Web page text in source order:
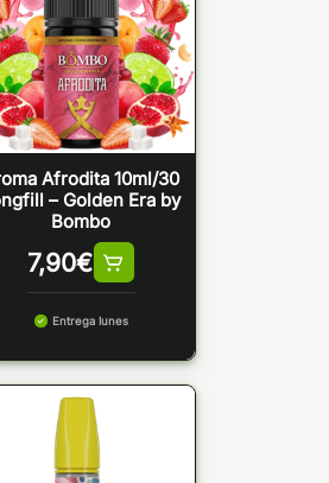
Afrodita 10ml/30
– Golden Era by
Bombo
7,90€
Entrega lunes